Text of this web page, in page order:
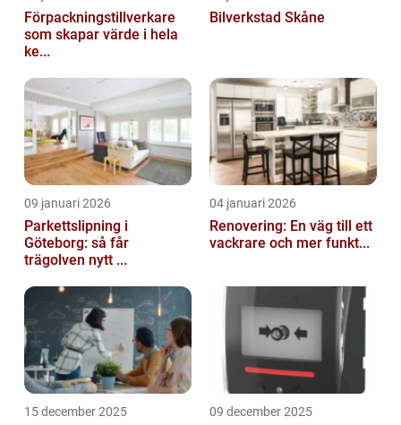
Förpackningstillverkare
som skapar värde i hela
ke...
Bilverkstad Skåne
09 januari 2026
Parkettslipning i
Göteborg: så får
trägolven nytt ...
04 januari 2026
Renovering: En väg till ett
vackrare och mer funkt...
15 december 2025 09 december 2025